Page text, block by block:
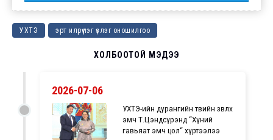
УХТЭ эрт илрүүлэг үзлэг оношилгоо
ХОЛБООТОЙ МЭДЭЭ
2026-07-06
УХТЭ-ийн дурангийн төвийн зөвлөх
эмч Т.Цэндсүрэнд “Хүний
гавьяат эмч цол“ хүртээлээ